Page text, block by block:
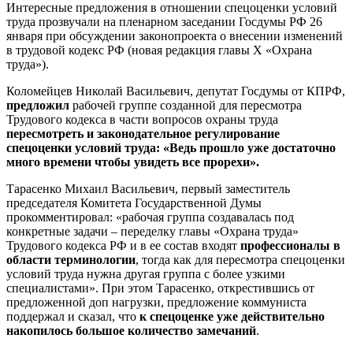
Интересные предложения в отношении спецоценки условий
труда прозвучали на пленарном заседании Госдумы РФ 26
января при обсуждении законопроекта о внесении изменений
в трудовой кодекс РФ (новая редакция главы X «Охрана
труда»).
Коломейцев Николай Васильевич, депутат Госдумы от КПРФ,
предложил рабочей группе созданной для пересмотра
Трудового кодекса в части вопросов охраны труда
пересмотреть и законодательное регулирование
спецоценки условий труда: «Ведь прошло уже достаточно
много времени чтобы увидеть все прорехи».
Тарасенко Михаил Васильевич, первый заместитель
председателя Комитета Государственной Думы
прокомментировал: «рабочая группа создавалась под
конкретные задачи – переделку главы «Охрана труда»
Трудового кодекса РФ и в ее состав входят профессионалы в
области терминологии, тогда как для пересмотра спецоценки
условий труда нужна другая группа с более узкими
специалистами». При этом Тарасенко, открестившись от
предложенной доп нагрузки, предложение коммуниста
поддержал и сказал, что к спецоценке уже действительно
накопилось большое количество замечаний.